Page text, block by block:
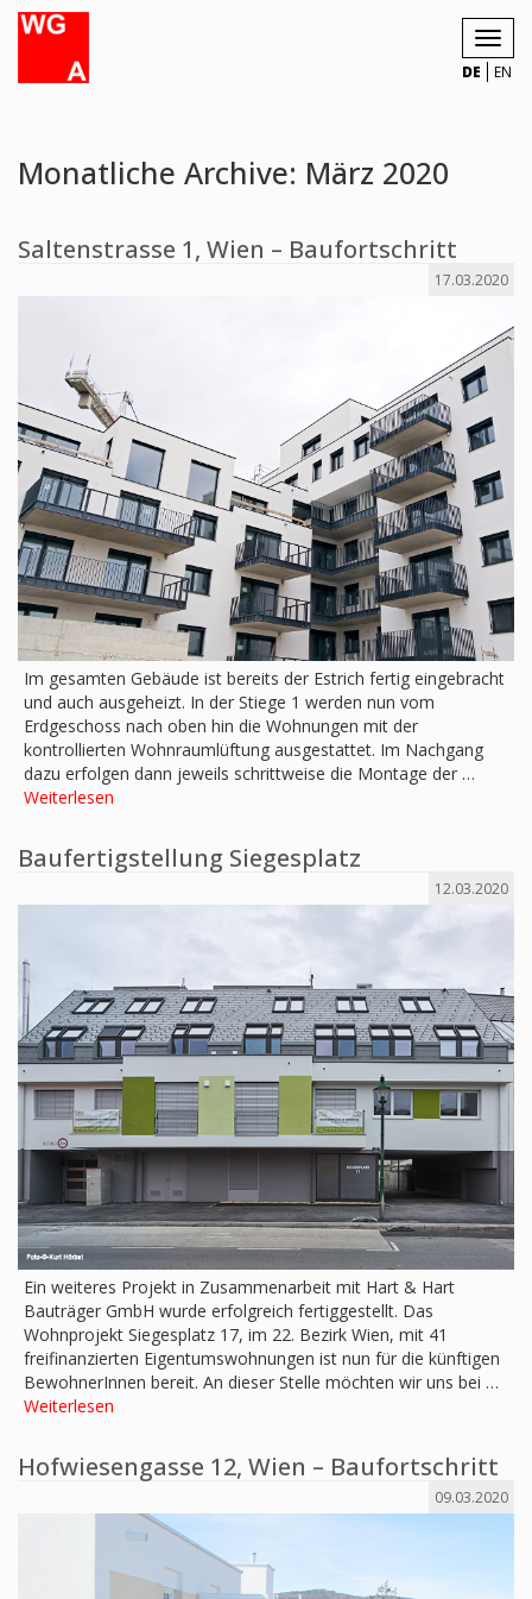
DE EN
Monatliche Archive: März 2020
Saltenstrasse 1, Wien – Baufortschritt
17.03.2020
Im gesamten Gebäude ist bereits der Estrich fertig eingebracht
und auch ausgeheizt. In der Stiege 1 werden nun vom
Erdgeschoss nach oben hin die Wohnungen mit der
kontrollierten Wohnraumlüftung ausgestattet. Im Nachgang
dazu erfolgen dann jeweils schrittweise die Montage der …
Weiterlesen
Baufertigstellung Siegesplatz
12.03.2020
Ein weiteres Projekt in Zusammenarbeit mit Hart & Hart
Bauträger GmbH wurde erfolgreich fertiggestellt. Das
Wohnprojekt Siegesplatz 17, im 22. Bezirk Wien, mit 41
freifinanzierten Eigentumswohnungen ist nun für die künftigen
BewohnerInnen bereit. An dieser Stelle möchten wir uns bei …
Weiterlesen
Hofwiesengasse 12, Wien – Baufortschritt
09.03.2020